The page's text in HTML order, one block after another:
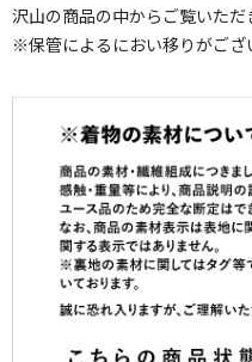
沢山の商品の中からご覧いただ
※保管によるにおい移りがござ